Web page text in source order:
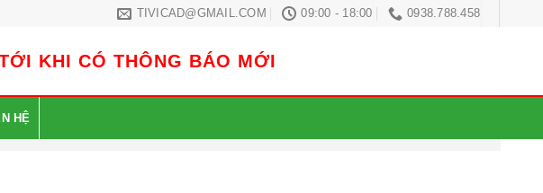
TIVICAD@GMAIL.COM 09:00 - 18:00 0938.788.458
KHI CÓ THÔNG BÁO MỚI
HỆ